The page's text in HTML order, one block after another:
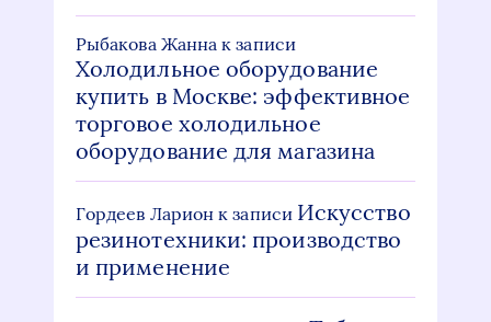
Рыбакова Жанна к записи
Холодильное оборудование
купить в Москве: эффективное
торговое холодильное
оборудование для магазина
Гордеев Ларион к записи Искусство
резинотехники: производство
и применение